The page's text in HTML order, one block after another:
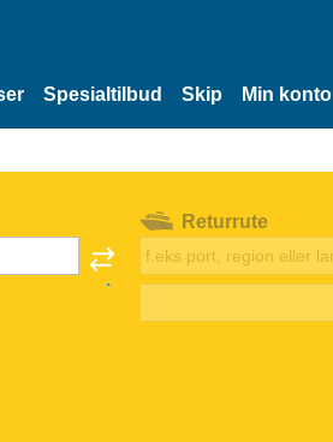
Spesialtilbud Skip Min konto
Returrute